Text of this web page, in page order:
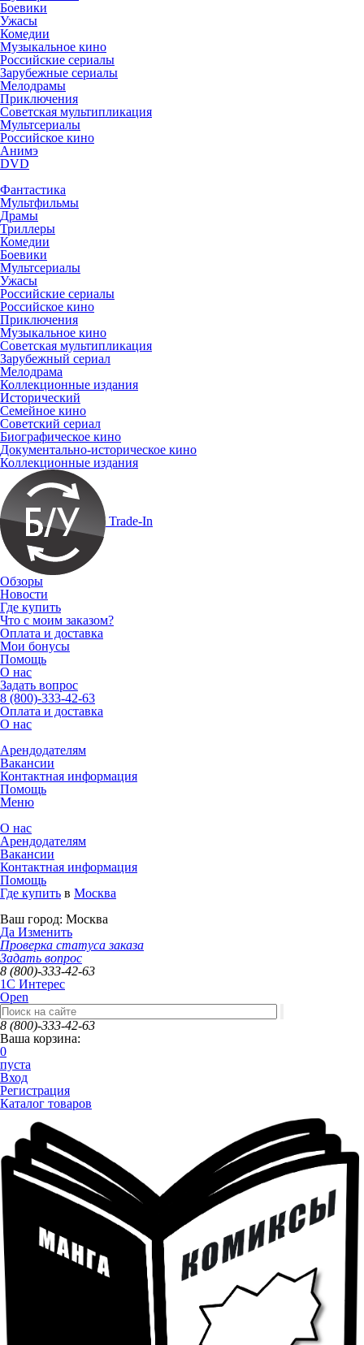
Боевики
Ужасы
Комедии
Музыкальное кино
Российские сериалы
Зарубежные сериалы
Мелодрамы
Приключения
Советская мультипликация
Мультсериалы
Российское кино
Анимэ
DVD
Фантастика
Мультфильмы
Драмы
Триллеры
Комедии
Боевики
Мультсериалы
Ужасы
Российские сериалы
Российское кино
Приключения
Музыкальное кино
Советская мультипликация
Зарубежный сериал
Мелодрама
Коллекционные издания
Исторический
Семейное кино
Советский сериал
Биографическое кино
Документально-историческое кино
Коллекционные издания
Trade-In
Обзоры
Новости
Где купить
Что с моим заказом?
Оплата и доставка
Мои бонусы
Помощь
О нас
Задать вопрос
8 (800)-333-42-63
Оплата и доставка
О нас
Арендодателям
Вакансии
Контактная информация
Помощь
Меню
О нас
Арендодателям
Вакансии
Контактная информация
Помощь
Где купить в Москва
Ваш город: Москва
Да Изменить
Проверка статуса заказа
Задать вопрос
8 (800)-333-42-63
1C Интерес
Open
8 (800)-333-42-63
Ваша корзина:
0
пуста
Вход
Регистрация
Каталог товаров